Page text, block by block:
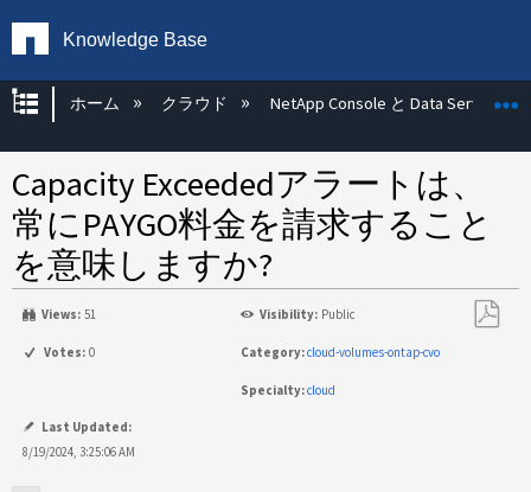
Knowledge Base
グローバル階層を展開/折りたたむ
ホーム クラウド NetApp Console と Data Services
Capacity Exceededアラートは、
常にPAYGO料金を請求すること
を意味しますか?
Views: 51 Visibility: Public
Votes: 0 Category:cloud-volumes-ontap-cvo
Specialty:cloud
Last Updated:
8/19/2024, 3:25:06 AM